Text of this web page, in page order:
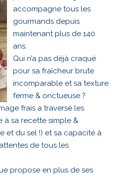
accompagne tous les
gourmands depuis
maintenant plus de 140
ans.
Qui n’a pas déjà craqué
pour sa fraîcheur brute
incomparable et sa texture
ferme & onctueuse ?
frais a traversé les
à sa recette simple &
et du sel !) et sa capacité à
de tous les
propose en plus de ses